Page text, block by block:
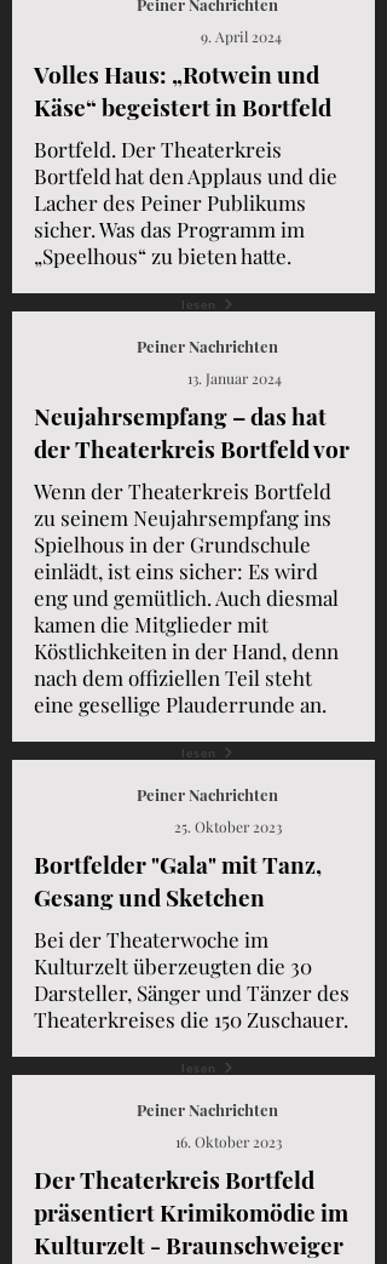
Peiner Nachrichten
9. April 2024
Volles Haus: „Rotwein und
Käse“ begeistert in Bortfeld
Bortfeld. Der Theaterkreis
Bortfeld hat den Applaus und die
Lacher des Peiner Publikums
sicher. Was das Programm im
„Speelhous“ zu bieten hatte.
lesen
Peiner Nachrichten
13. Januar 2024
Neujahrsempfang – das hat
der Theaterkreis Bortfeld vor
Wenn der Theaterkreis Bortfeld
zu seinem Neujahrsempfang ins
Spielhous in der Grundschule
einlädt, ist eins sicher: Es wird
eng und gemütlich. Auch diesmal
kamen die Mitglieder mit
Köstlichkeiten in der Hand, denn
nach dem offiziellen Teil steht
eine gesellige Plauderrunde an.
lesen
Peiner Nachrichten
25. Oktober 2023
Bortfelder "Gala" mit Tanz,
Gesang und Sketchen
Bei der Theaterwoche im
Kulturzelt überzeugten die 30
Darsteller, Sänger und Tänzer des
Theaterkreises die 150 Zuschauer.
lesen
Peiner Nachrichten
16. Oktober 2023
Der Theaterkreis Bortfeld
präsentiert Krimikomödie im
Kulturzelt - Braunschweiger